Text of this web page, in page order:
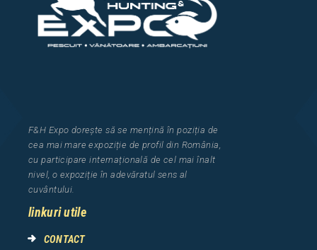
F&H Expo dorește să se mențină în poziția de
cea mai mare expoziție de profil din România
cu participare internațională de cel maiînalt
nivel, o expoziție în adevăratul sens al
cuvântului.
linkuri utile
CONTACT